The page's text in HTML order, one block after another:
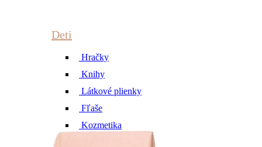
Deti
Hračky
Knihy
Látkové plienky
Fľaše
Kozmetika